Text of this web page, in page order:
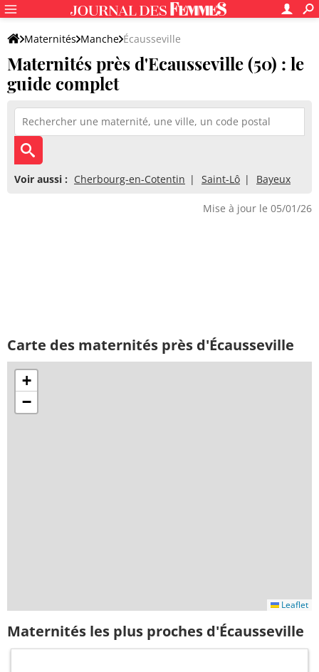
Maternités Manche Écausseville
Maternités près d'Ecausseville (50) : le
guide complet
Voir aussi : Cherbourg-en-Cotentin Saint-Lô Bayeux
Mise à jour le 05/01/26
Carte des maternités près d'Écausseville
+
−
Leaflet
Maternités les plus proches d'Écausseville